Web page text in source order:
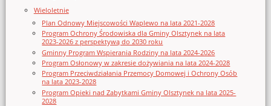
Wieloletnie
Plan Odnowy Miejscowości Waplewo na lata 2021-2028
Program Ochrony Środowiska dla Gminy Olsztynek na lata
2023-2026 z perspektywą do 2030 roku
Gminny Program Wspierania Rodziny na lata 2024-2026
Program Osłonowy w zakresie dożywiania na lata 2024-2028
Program Przeciwdziałania Przemocy Domowej i Ochrony Osób
na lata 2023-2028
Program Opieki nad Zabytkami Gminy Olsztynek na lata 2025-
2028